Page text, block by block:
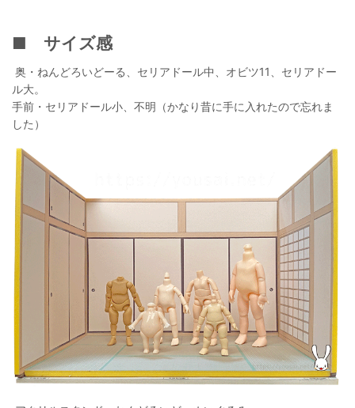
■ サイズ感
奥・ねんどろいどーる、セリアドール中、オビツ11、セリアドー
ル大。
手前・セリアドール小、不明（かなり昔に手に入れたので忘れま
した）